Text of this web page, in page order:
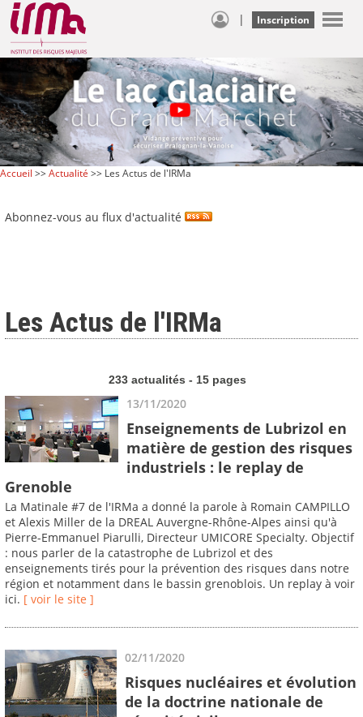
| Inscription
Accueil >>Actualité >> Les Actus de l'IRMa
Abonnez-vous au flux d'actualité
Les Actus de l'IRMa
233 actualités - 15 pages
13/11/2020
Enseignements de Lubrizol en
matière de gestion des risques
industriels : le replay de
Grenoble
La Matinale #7 de l'IRMa a donné la parole à Romain CAMPILLO
et Alexis Miller de la DREAL Auvergne-Rhône-Alpes ainsi qu'à
Pierre-Emmanuel Piarulli, Directeur UMICORE Specialty. Objectif
: nous parler de la catastrophe de Lubrizol et des
enseignements tirés pour la prévention des risques dans notre
région et notamment dans le bassin grenoblois. Un replay à voir
ici. [ voir le site ]
02/11/2020
Risques nucléaires et évolution
de la doctrine nationale de